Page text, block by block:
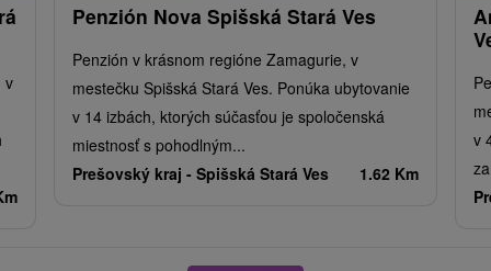
v
Penzión Nova Spišská Stará Ves
Penzión v krásnom regióne Zamagurie, v
mestečku Spišská Stará Ves. Ponúka ubytovanie
v 14 izbách, ktorých súčasťou je spoločenská
miestnosť s pohodlným...
Prešovský kraj - Spišská Stará Ves 1.62 Km
v